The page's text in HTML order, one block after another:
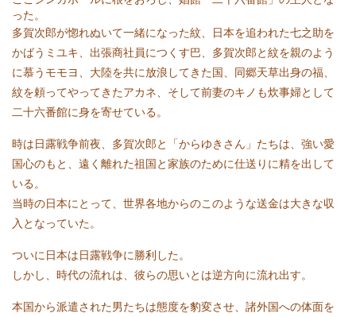
った。
多賀次郎が惚れぬいて一緒になった紋、日本を追われた七之助を
かばうミユキ、出張商社員につくす巴、多賀次郎と紋を親のよう
に慕うモモヨ、大陸を共に放浪してきた国、同郷天草出身の福、
紋を頼ってやってきたアカネ、そして前妻のキノも炊事婦として
二十六番館に身を寄せている。
時は日露戦争前夜、多賀次郎と「からゆきさん」たちは、強い愛
国心のもと、遠く離れた祖国と家族のために仕送りに精を出して
いる。
当時の日本にとって、世界各地からのこのような送金は大きな収
入となっていた。
ついに日本は日露戦争に勝利した。
しかし、時代の流れは、彼らの思いとは逆方向に流れ出す。
本国から派遣された男たちは態度を豹変させ、諸外国への体面を